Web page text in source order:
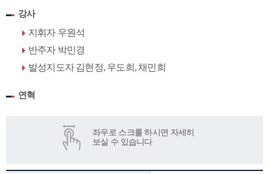
강사
지휘자 우원석
반주자 박민경
발성지도자 김현정, 우도희, 채민희
연혁